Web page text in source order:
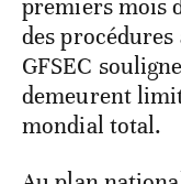
premiers mois
des
GFSEC
demeurent
mondial total.